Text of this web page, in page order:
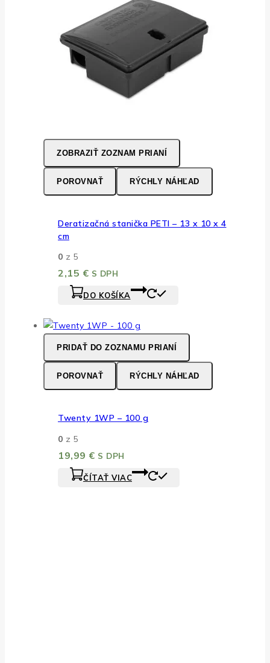
ZOBRAZIŤ ZOZNAM PRIANÍ
POROVNAŤ RÝCHLY NÁHĽAD
Deratizačná stanička PETI – 13 x 10 x 4
cm
0 z 5
2,15 € S DPH
DO KOŠÍKA
PRIDAŤ DO ZOZNAMU PRIANÍ
POROVNAŤ RÝCHLY NÁHĽAD
Twenty 1WP – 100 g
0 z 5
19,99 € S DPH
ČÍTAŤ VIAC